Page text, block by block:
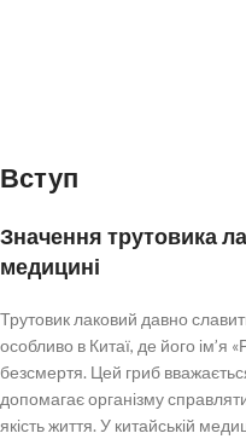
Вступ
Значення трутовика
медицині
Трутовик лаковий давно
особливо в Китаї, де його ім’я
безсмертя. Цей гриб
допомагає організму
якість життя. У китайській